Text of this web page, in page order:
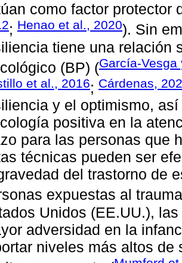
como factor protector
; Henao et al., 2020). Sin
tiene una relación
(BP) (García-
et al., 2016; Cárdenas,
y el optimismo,
positiva en la
para las personas que
técnicas pueden ser
del trastorno de
expuestas al
Unidos (EE.UU.),
adversidad en la
niveles más altos